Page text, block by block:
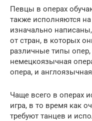
Певцы в операх
также исполняются
изначально
от стран, в которых
различные типы опер,
немецкоязычная
опера, и
Чаще всего в операх
игра, в то время как
требуют танцев и